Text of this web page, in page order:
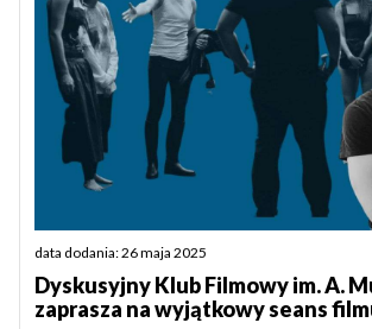
data dodania: 26 maja 2025
Dyskusyjny Klub Filmowy im. A.
zaprasza na wyjątkowy seans